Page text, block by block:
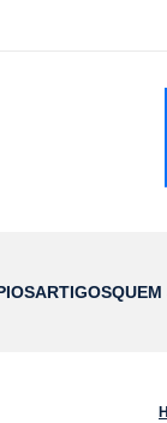
ARTIGOSQUEM